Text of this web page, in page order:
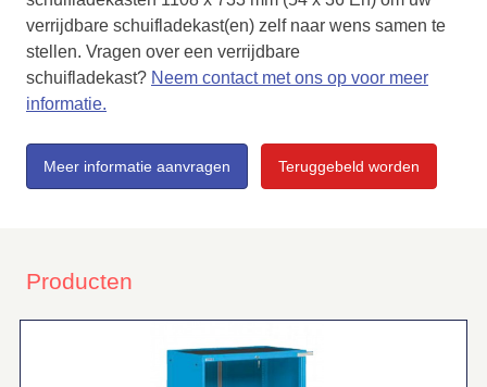
verrijdbare schuifladekast(en) zelf naar wens samen te
stellen. Vragen over een verrijdbare
schuifladekast? Neem contact met ons op voor meer
informatie.
Meer informatie aanvragen Teruggebeld worden
Producten